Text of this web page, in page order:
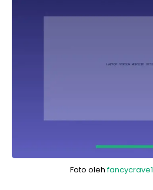
Foto olehfancycrave1